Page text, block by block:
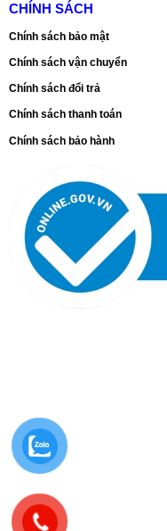
CHÍNH SÁCH
Chính sách bảo mật
Chính sách vận chuyển
Chính sách đổi trả
Chính sách thanh toán
Chính sách bảo hành